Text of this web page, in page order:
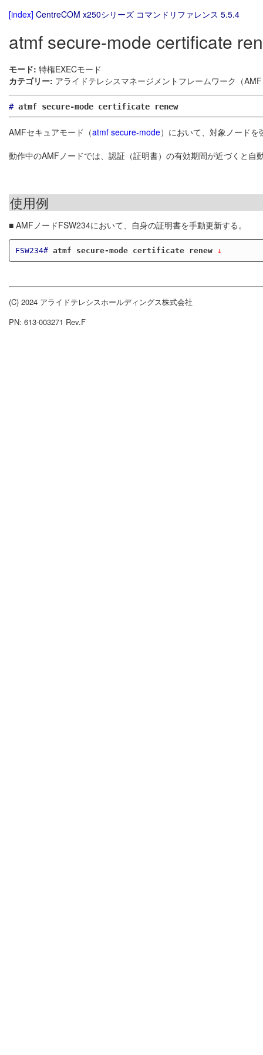
[index] CentreCOM x250シリーズ コマンドリファレンス 5.5.4
atmf secure-mode certificate
モード: 特権EXECモード
カテゴリー: アライドテレシスマネージメントフレームワーク（
# atmf secure-mode certificate renew
AMFセキュアモード（atmf secure-mode）において、対象ノード
動作中のAMFノードでは、認証（証明書）の有効期間が近づくと
使用例
■ AMFノードFSW234において、自身の証明書を手動更新する。
FSW234# atmf secure-mode certificate renew ↓
(C) 2024 アライドテレシスホールディングス株式会社
PN: 613-003271 Rev.F